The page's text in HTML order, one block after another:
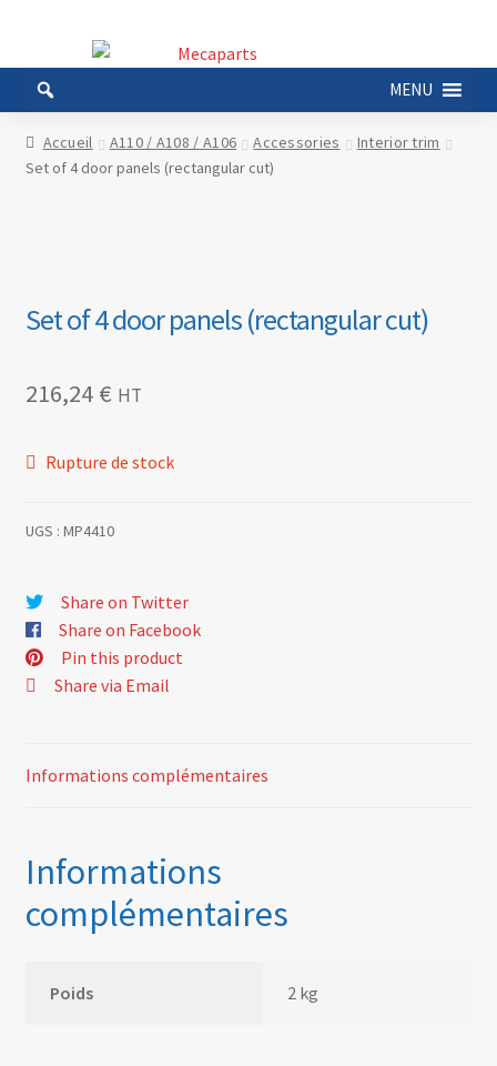
la
navigation
au
contenu
MENU
Accueil A110 / A108 / A106 Accessories
Interior trim
Set of 4 door panels (rectangular cut)
Set of 4 door panels (rectangular cut)
216,24 € HT
Rupture de stock
UGS : MP4410
Share on Twitter
Share on Facebook
Pin this product
Share via Email
Informations complémentaires
Informations
complémentaires
Poids 2 kg